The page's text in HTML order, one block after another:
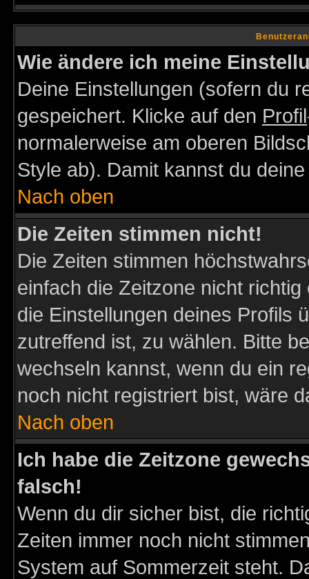
Wie ändere ich meine
Deine Einstellungen (sofern du
gespeichert. Klicke auf den Profil
normalerweise am oberen
Style ab). Damit kannst du
Nach oben
Die Zeiten stimmen nicht!
Die Zeiten stimmen
einfach die Zeitzone nicht
die Einstellungen deines Profils
zutreffend ist, zu wählen. Bitte
wechseln kannst, wenn du ein
noch nicht registriert bist, wäre
Nach oben
Ich habe die Zeitzone
falsch!
Wenn du dir sicher bist, die
Zeiten immer noch nicht
System auf Sommerzeit steht.